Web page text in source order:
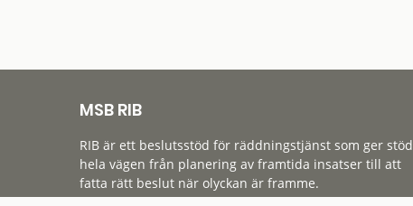
MSB RIB
RIB är ett beslutsstöd för räddningstjänst som ger stöd
hela vägen från planering av framtida insatser till att
fatta rätt beslut när olyckan är framme.